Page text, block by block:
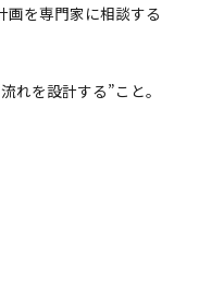
画を専門家に相談する
れを設計する”こと。